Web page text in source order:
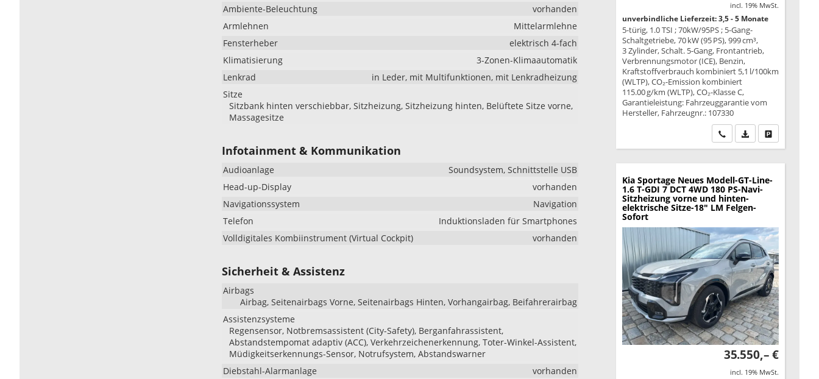
Ambiente-Beleuchtung
vorhanden
Armlehnen
Mittelarmlehne
Fensterheber
elektrisch 4-fach
Klimatisierung
3-Zonen-Klimaautomatik
Lenkrad
in Leder, mit Multifunktionen, mit Lenkradheizung
Sitze
Sitzbank hinten verschiebbar, Sitzheizung, Sitzheizung hinten, Belüftete Sitze vorne,
Massagesitze
Infotainment & Kommunikation
Audioanlage
Soundsystem, Schnittstelle USB
Head-up-Display
vorhanden
Navigationssystem
Navigation
Telefon
Induktionsladen für Smartphones
Volldigitales Kombiinstrument (Virtual Cockpit)
vorhanden
Sicherheit & Assistenz
Airbags
Airbag, Seitenairbags Vorne, Seitenairbags Hinten, Vorhangairbag, Beifahrerairbag
Assistenzsysteme
Regensensor, Notbremsassistent (City-Safety), Berganfahrassistent,
Abstandstempomat adaptiv (ACC), Verkehrzeichenerkennung, Toter-Winkel-Assistent,
Müdigkeitserkennungs-Sensor, Notrufsystem, Abstandswarner
Diebstahl-Alarmanlage
vorhanden
incl. 19% MwSt.
unverbindliche Lieferzeit: 3,5 - 5 Monate
5-türig, 1.0 TSI ; 70kW/95PS ; 5-Gang-
Schaltgetriebe, 70 kW (95 PS), 999 cm³,
3 Zylinder, Schalt. 5-Gang, Frontantrieb,
Verbrennungsmotor (ICE), Benzin,
Kraftstoffverbrauch kombiniert 5,1 l/100km
(WLTP), CO₂-Emission kombiniert
115.00 g/km (WLTP), CO₂-Klasse C,
Garantieleistung: Fahrzeuggarantie vom
Hersteller, Fahrzeugnr.: 107330
Wir rufen Sie an
PDF-Datei,Drucken,
Kia Sportage Neues Modell-GT-Line-
1.6 T-GDI 7 DCT 4WD 180 PS-Navi-
Sitzheizung vorne und hinten-
elektrische Sitze-18" LM Felgen-
Sofort
35.550,– €
incl. 19% MwSt.